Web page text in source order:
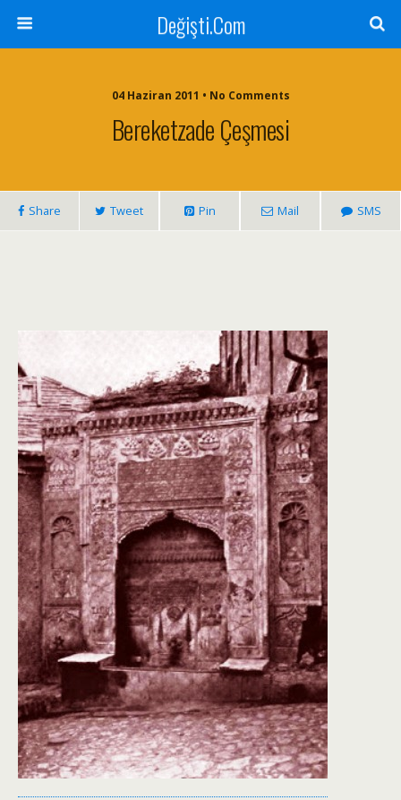
Değişti.Com
04 Haziran 2011 • No Comments
Bereketzade Çeşmesi
Share Tweet Pin Mail SMS